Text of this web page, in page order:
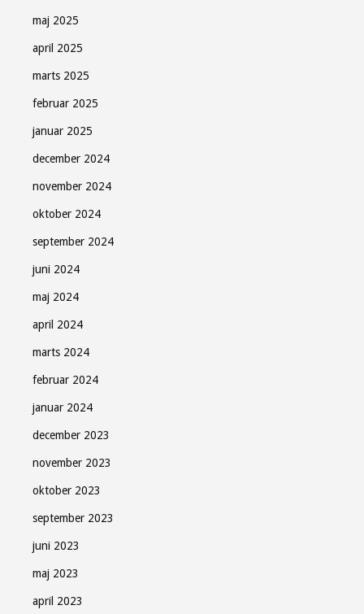
maj 2025
april 2025
marts 2025
februar 2025
januar 2025
december 2024
november 2024
oktober 2024
september 2024
juni 2024
maj 2024
april 2024
marts 2024
februar 2024
januar 2024
december 2023
november 2023
oktober 2023
september 2023
juni 2023
maj 2023
april 2023